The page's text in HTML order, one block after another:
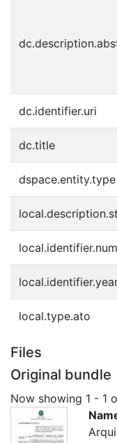
dc.identifier.uri
dc.title
dspace.entity.type
local.type.ato
Files
Original bundle
Now showing 1 - 1